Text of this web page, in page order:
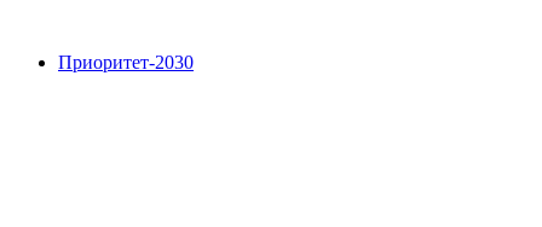
Приоритет-2030